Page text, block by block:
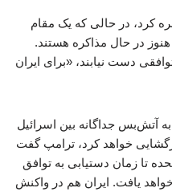
کرد، در حالی که یک مقام
هنوز در حال مذاکره هستند.
دست نیابند، «برای ایران
به آتش‌بس جداگانه بین اسرائیل
خواهد کرد، ترامپ گفت
تا زمان دستیابی به توافق
خواهد یافت. ایران هم در واکنش